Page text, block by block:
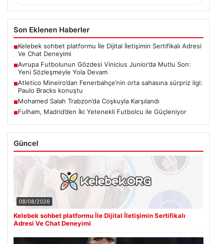
Son Eklenen Haberler
■Kelebek sohbet platformu İle Dijital İletişimin Sertifikalı Adresi
Ve Chat Deneyimi
■Avrupa Futbolunun Gözdesi Vinicius Junior’da Mutlu Son:
Yeni Sözleşmeyle Yola Devam
■Atletico Mineiro’dan Fenerbahçe’nin orta sahasına sürpriz ilgi:
Paulo Bracks konuştu
■Mohamed Salah Trabzon’da Coşkuyla Karşılandı
■Fulham, Madrid’den İki Yetenekli Futbolcu ile Güçleniyor
Güncel
08/08/2026
Kelebek sohbet platformu İle Dijital İletişimin Sertifikalı
Adresi Ve Chat Deneyimi